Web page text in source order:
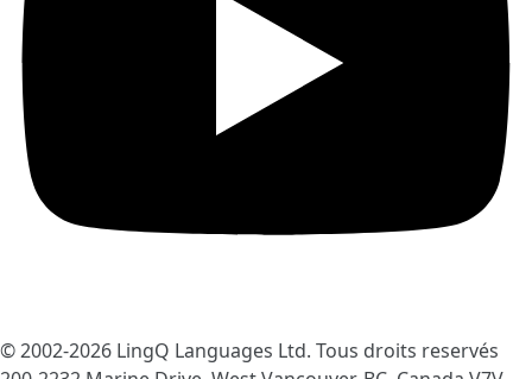
© 2002-2026 LingQ Languages Ltd. Tous droits reservés